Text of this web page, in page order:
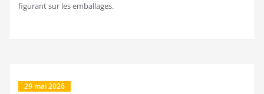
figurant sur les emballages.
29 mai 2026